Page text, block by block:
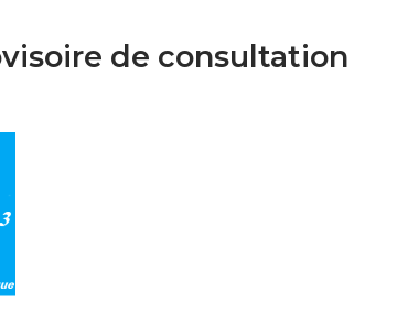
de consultation